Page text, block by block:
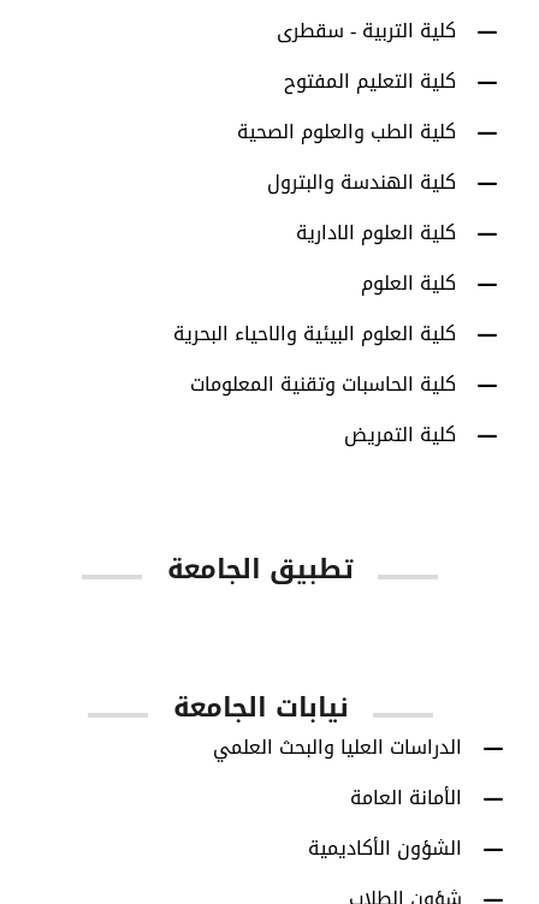
كلية التربية - سقطرى
كلية التعليم المفتوح
كلية الطب والعلوم الصحية
كلية الهندسة والبترول
كلية العلوم الادارية
كلية العلوم
كلية العلوم البيئية والاحياء البحرية
كلية الحاسبات وتقنية المعلومات
كلية التمريض
تطبيق الجامعة
نيابات الجامعة
الدراسات العليا والبحث العلمي
الأمانة العامة
الشؤون الأكاديمية